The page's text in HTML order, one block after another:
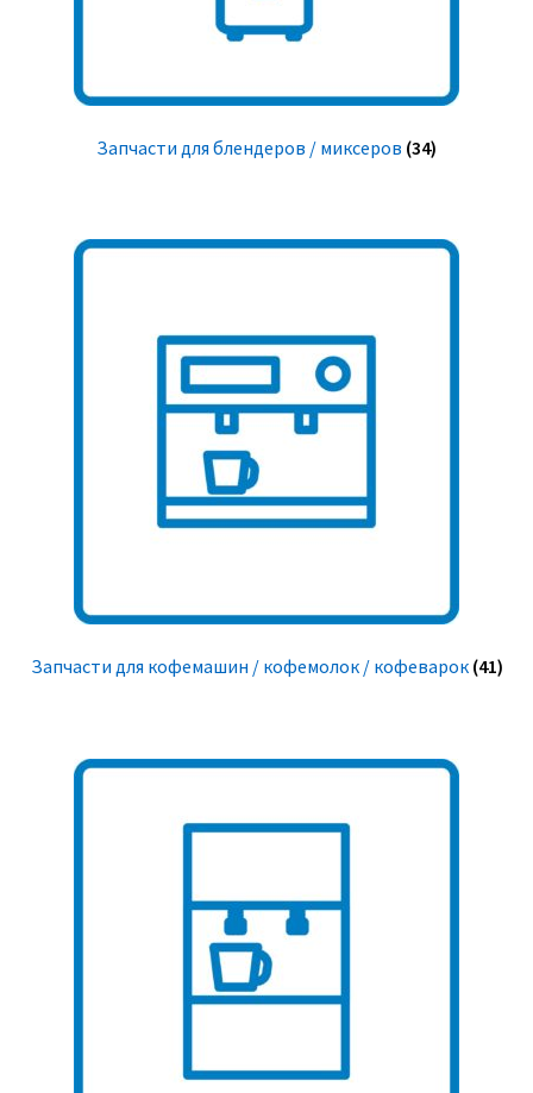
Запчасти для блендеров / миксеров (34)
Запчасти для кофемашин / кофемолок / кофеварок (41)